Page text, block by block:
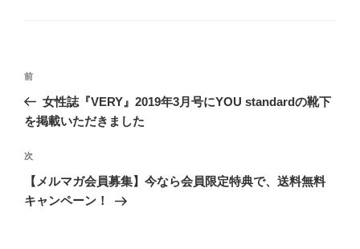
投
ナ
ゲ
ー
シ
過
去
の
稿
前
女性誌『VERY』2019年3月号にYOU standardの靴下
を掲載いただきました
次
の
投
次
【メルマガ会員募集】今なら会員限定特典で、送料無料
キャンペーン！